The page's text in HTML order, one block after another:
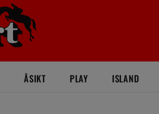
ÅSIKT PLAY ISLAND